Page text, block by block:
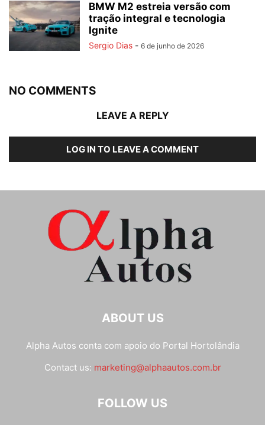
BMW M2 estreia versão com
tração integral e tecnologia
Ignite
Sergio Dias - 6 de junho de 2026
NO COMMENTS
LEAVE A REPLY
LOG IN TO LEAVE A COMMENT
ABOUT US
Alpha Autos conta com apoio do Portal Hortolândia
Contact us: marketing@alphaautos.com.br
FOLLOW US